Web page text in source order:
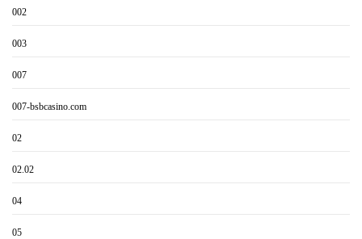
002
003
007
007-bsbcasino.com
02
02.02
04
05